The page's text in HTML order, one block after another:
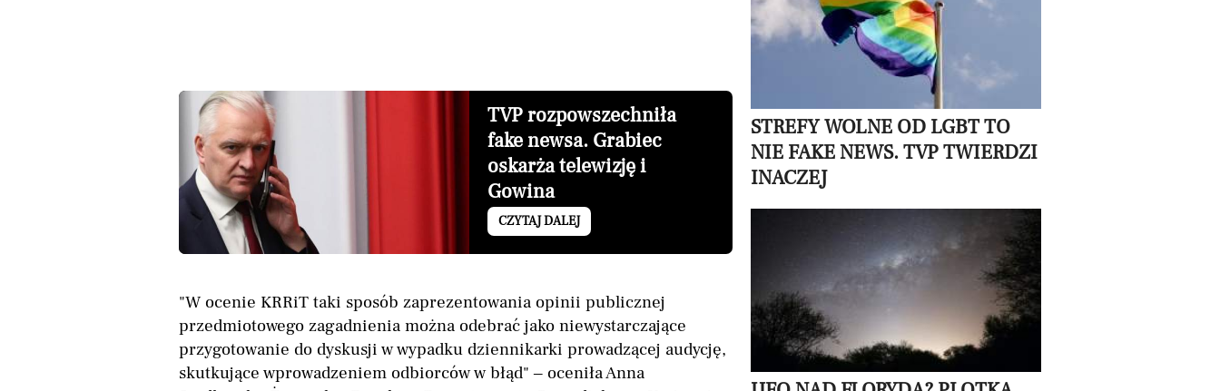
TVP rozpowszechniła
fake newsa. Grabiec
oskarża telewizję i
Gowina
CZYTAJ DALEJ
"W ocenie KRRiT taki sposób zaprezentowania opinii publicznej
przedmiotowego zagadnienia można odebrać jako niewystarczające
przygotowanie do dyskusji w wypadku dziennikarki prowadzącej audycję,
skutkujące wprowadzeniem odbiorców w błąd" – oceniła Anna
STREFY WOLNE OD LGBT TO
NIE FAKE NEWS. TVP TWIERDZI
INACZEJ